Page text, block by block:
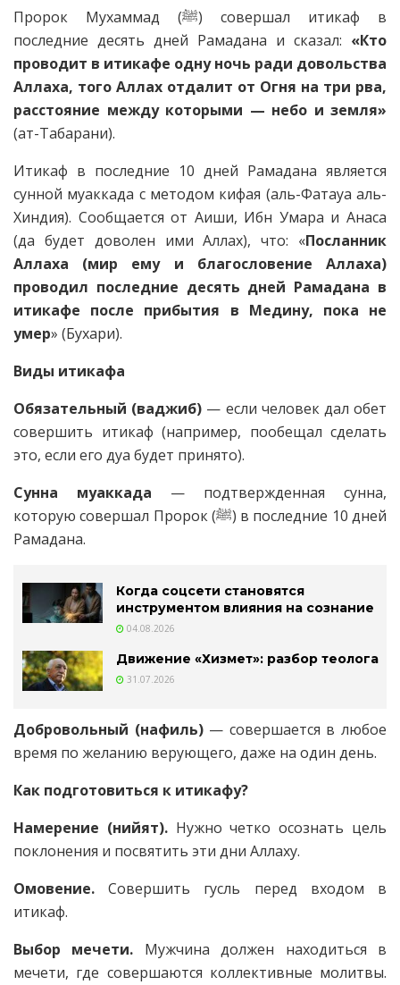
Пророк Мухаммад (ﷺ) совершал итикаф в
последние десять дней Рамадана и сказал: «Кто
проводит в итикафе одну ночь ради довольства
Аллаха, того Аллах отдалит от Огня на три рва,
расстояние между которыми — небо и земля»
(ат-Табарани).
Итикаф в последние 10 дней Рамадана является
сунной муаккада с методом кифая (аль-Фатауа аль-
Хиндия). Сообщается от Аиши, Ибн Умара и Анаса
(да будет доволен ими Аллах), что: «Посланник
Аллаха (мир ему и благословение Аллаха)
проводил последние десять дней Рамадана в
итикафе после прибытия в Медину, пока не
умер» (Бухари).
Виды итикафа
Обязательный (ваджиб) — если человек дал обет
совершить итикаф (например, пообещал сделать
это, если его дуа будет принято).
Сунна муаккада — подтвержденная сунна,
которую совершал Пророк (ﷺ) в последние 10 дней
Рамадана.
Когда соцсети становятся
инструментом влияния на сознание
04.08.2026
Движение «Хизмет»: разбор теолога
31.07.2026
Добровольный (нафиль)— совершается в любое
время по желанию верующего, даже на один день.
Как подготовиться к итикафу?
Намерение (нийят).Нужно четко осознать цель
поклонения и посвятить эти дни Аллаху.
Омовение. Совершить гусль перед входом в
итикаф.
Выбор мечети. Мужчина должен находиться в
мечети, где совершаются коллективные молитвы.